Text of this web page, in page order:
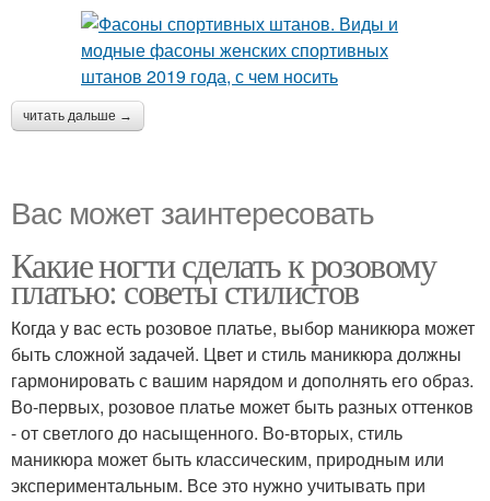
читать дальше →
Вас может заинтересовать
Какие ногти сделать к розовому
платью: советы стилистов
Когда у вас есть розовое платье, выбор маникюра может
быть сложной задачей. Цвет и стиль маникюра должны
гармонировать с вашим нарядом и дополнять его образ.
Во-первых, розовое платье может быть разных оттенков
- от светлого до насыщенного. Во-вторых, стиль
маникюра может быть классическим, природным или
экспериментальным. Все это нужно учитывать при